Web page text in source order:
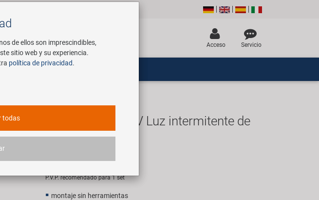
Buscar
Acceso Servicio
Servicio
M-WAVE Cobra IV Luz intermitente de
la batería set
6,90 EUR
P.V.P. recomendado para 1 set
montaje sin herramientas
de ellos son imprescindibles,
sitio web y su experiencia.
política de privacidad.
todas